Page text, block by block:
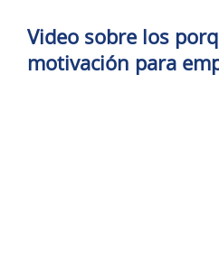
Video sobre los
motivación para